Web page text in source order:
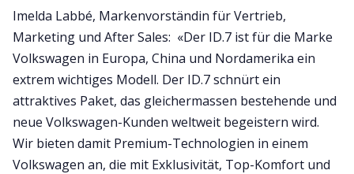
Imelda Labbé, Markenvorständin für Vertrieb,
Marketing und After Sales: «Der ID.7 ist für die Marke
Volkswagen in Europa, China und Nordamerika ein
extrem wichtiges Modell. Der ID.7 schnürt ein
attraktives Paket, das gleichermassen bestehende und
neue Volkswagen-Kunden weltweit begeistern wird.
Wir bieten damit Premium-Technologien in einem
Volkswagen an, die mit Exklusivität, Top-Komfort und